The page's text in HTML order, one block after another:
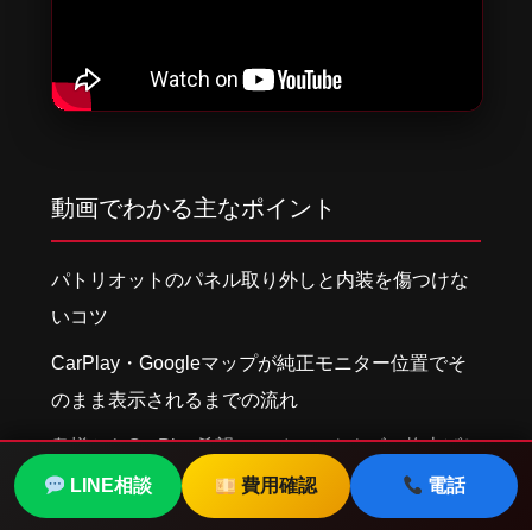
動画でわかる主なポイント
パトリオットのパネル取り外しと内装を傷つけな
いコツ
CarPlay・Googleマップが純正モニター位置でそ
のまま表示されるまでの流れ
奥様からCarPlay希望→ハイテックナビへ格上げし
た経緯と実際の操作感
LINE相談 費用確認 電話
車種別オンライン ナビ見積も
電話で